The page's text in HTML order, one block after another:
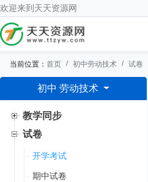
欢迎来到 天天资源网
当前位置： 首页 初中劳动技术 试卷
初中 劳动技术
教学同步
试卷
开学考试
期中试卷